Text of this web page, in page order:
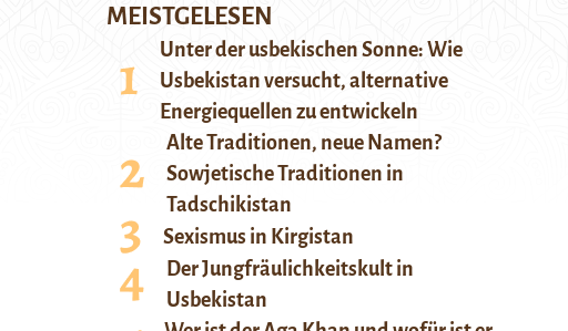
MEISTGELESEN
Unter der usbekischen Sonne: Wie
Usbekistan versucht, alternative
Energiequellen zu entwickeln
Alte Traditionen, neue Namen?
Sowjetische Traditionen in
Tadschikistan
Sexismus in Kirgistan
Der Jungfräulichkeitskult in
Usbekistan